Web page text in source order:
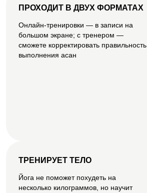
ПРОХОДИТ В ДВУХ ФОРМАТАХ
Онлайн-тренировки — в записи на
большом экране; с тренером —
сможете корректировать правильность
выполнения асан
ТРЕНИРУЕТ ТЕЛО
Йога не поможет похудеть на
несколько килограммов, но научит